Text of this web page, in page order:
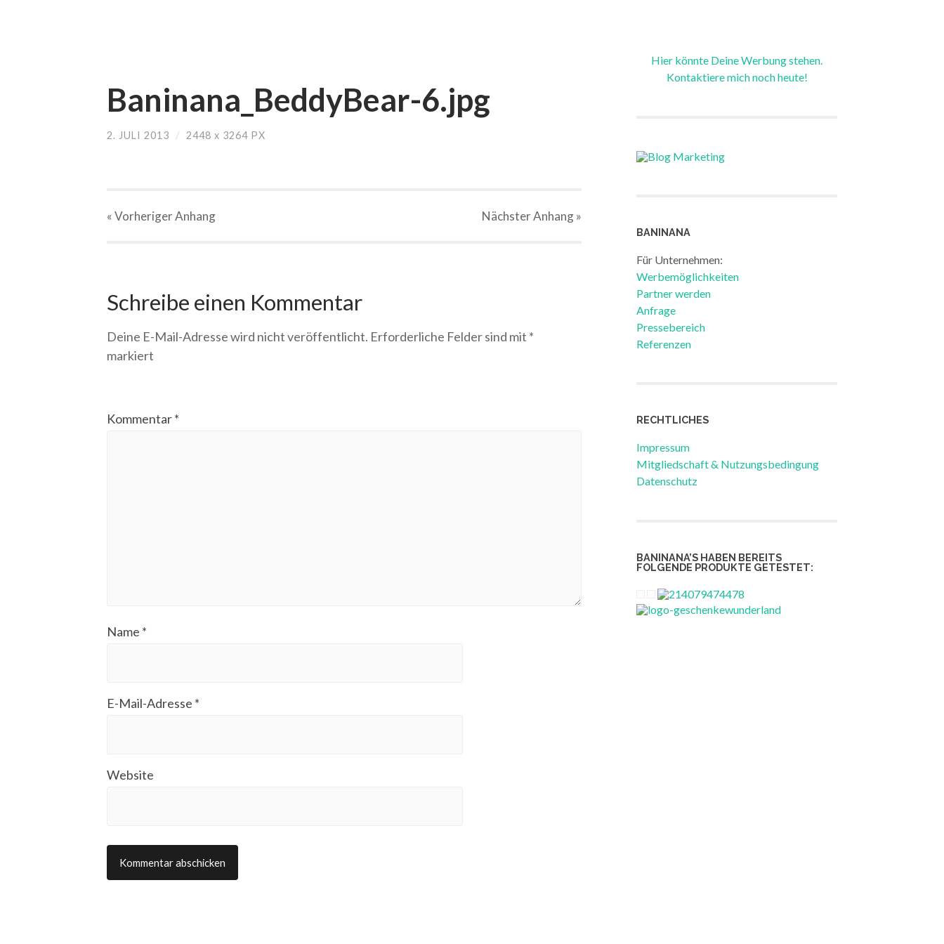
Baninana_BeddyBear-6.jpg
2. JULI 2013 / 2448 x 3264 PX
« VorherigerAnhang NächsterAnhang»
Schreibe einen Kommentar
Deine E-Mail-Adresse wird nicht veröffentlicht. Erforderliche Felder sind mit *
markiert
Kommentar*
Name *
E-Mail-Adresse *
Website
Hier könnte Deine Werbung stehen.
Kontaktiere mich noch heute!
BANINANA
Für Unternehmen:
Werbemöglichkeiten
Partner werden
Anfrage
Pressebereich
Referenzen
RECHTLICHES
Impressum
Mitgliedschaft & Nutzungsbedingung
Datenschutz
BANINANA’S HABEN BEREITS
FOLGENDE PRODUKTE GETESTET: